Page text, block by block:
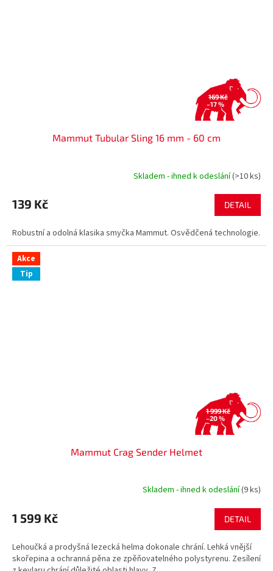
169 Kč
–17 %
Mammut Tubular Sling 16 mm - 60 cm
Skladem - ihned k odeslání(>10 ks)
139 Kč DETAIL
Robustní a odolná klasika smyčka Mammut. Osvědčená technologie.
Akce
Tip
1 999 Kč
–20 %
Mammut Crag Sender Helmet
Skladem - ihned k odeslání(9 ks)
1 599 Kč DETAIL
Lehoučká a prodyšná lezecká helma dokonale chrání. Lehká vnější
skořepina a ochranná pěna ze zpěňovatelného polystyrenu. Zesílení